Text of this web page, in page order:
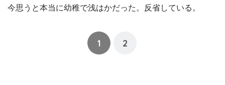
今思うと本当に幼稚で浅はかだった。反省している。
1 2